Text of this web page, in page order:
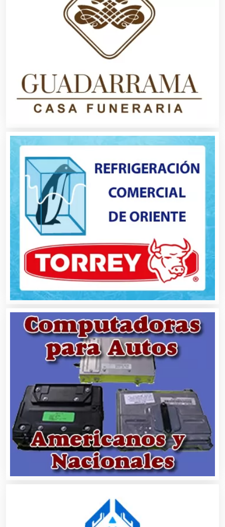
Artesanías
Artículos de Oficina
Artículos de Piel
Artículos para el Hogar
Artículos para Regalos
Artículos Personales
Artículos Publicitarios
Aseguradoras
Asesores Técnicos
Asesoría Fiscal
Asilos
Asociaciones Civiles
Audio, Sonido e Iluminación